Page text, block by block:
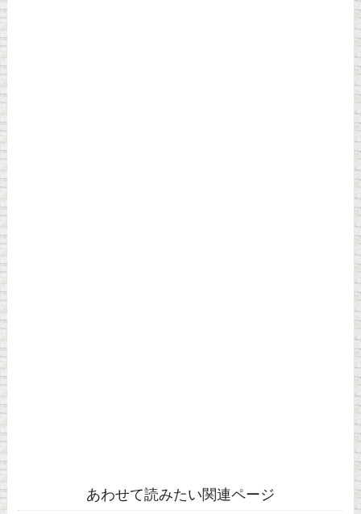
あわせて読みたい関連ページ